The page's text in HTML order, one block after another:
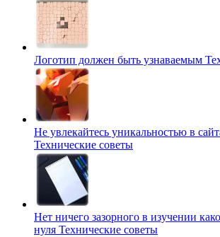
Логотип должен быть узнаваемым
Не увлекайтесь уникальностью в
Технические советы
Нет ничего зазорного в изучении
нуля Технические советы